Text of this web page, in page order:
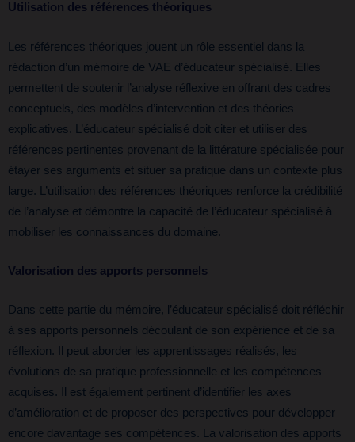
Utilisation des références théoriques
Les références théoriques jouent un rôle essentiel dans la
rédaction d’un mémoire de VAE d’éducateur spécialisé. Elles
permettent de soutenir l’analyse réflexive en offrant des cadres
conceptuels, des modèles d’intervention et des théories
explicatives. L’éducateur spécialisé doit citer et utiliser des
références pertinentes provenant de la littérature spécialisée pour
étayer ses arguments et situer sa pratique dans un contexte plus
large. L’utilisation des références théoriques renforce la crédibilité
de l’analyse et démontre la capacité de l’éducateur spécialisé à
mobiliser les connaissances du domaine.
Valorisation des apports personnels
Dans cette partie du mémoire, l’éducateur spécialisé doit réfléchir
à ses apports personnels découlant de son expérience et de sa
réflexion. Il peut aborder les apprentissages réalisés, les
évolutions de sa pratique professionnelle et les compétences
acquises. Il est également pertinent d’identifier les axes
d’amélioration et de proposer des perspectives pour développer
encore davantage ses compétences. La valorisation des apports